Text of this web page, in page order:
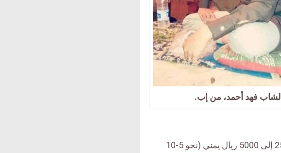
الشاب فهد أحمد، من إب.
وبحسب فهد فإن الأجر الذي يتقاضاه عن عمل كل يوم ما بين 2500 إلى 5000 ريال يمني (نحو 5-10